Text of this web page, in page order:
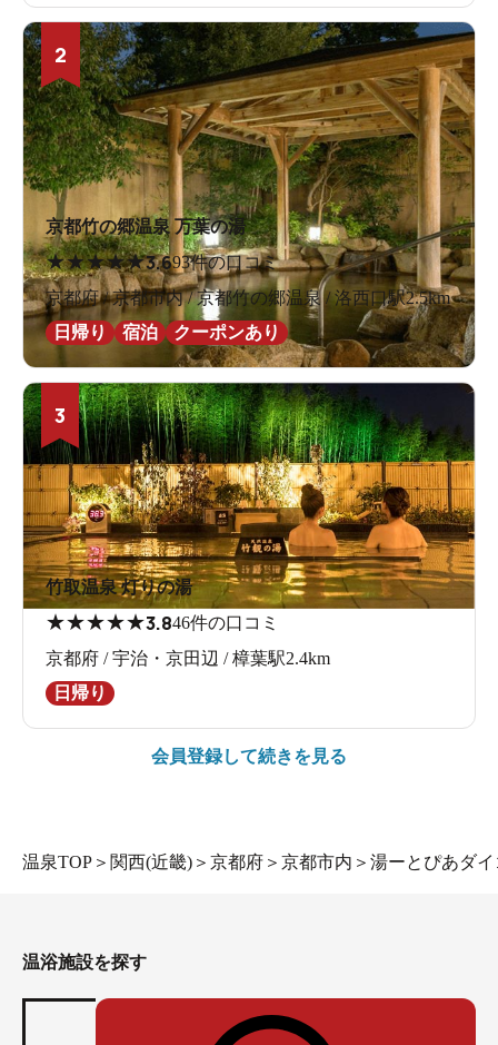
2
京都竹の郷温泉 万葉の湯
★★★★★3.693件の口コミ
京都府 / 京都市内 / 京都竹の郷温泉 / 洛西口駅2.5km
日帰り
宿泊 クーポンあり
3
竹取温泉 灯りの湯
★★★★★3.846件の口コミ
京都府 / 宇治・京田辺 / 樟葉駅2.4km
日帰り
会員登録して続きを見る
温泉TOP ＞ 関西(近畿) ＞ 京都府 ＞ 京都市内 ＞ 湯ーとぴあダイ
温浴施設を探す